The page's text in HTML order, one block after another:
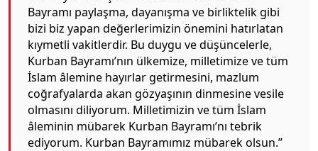
Bayramı paylaşma, dayanışma ve birliktelik gibi
bizi biz yapan değerlerimizin önemini hatırlatan
kıymetli vakitlerdir. Bu duygu ve düşüncelerle,
Kurban Bayramı’nın ülkemize, milletimize ve tüm
İslam âlemine hayırlar getirmesini, mazlum
coğrafyalarda akan gözyaşının dinmesine vesile
olmasını diliyorum. Milletimizin ve tüm İslam
âleminin mübarek Kurban Bayramı’nı tebrik
ediyorum. Kurban Bayramımız mübarek olsun.”